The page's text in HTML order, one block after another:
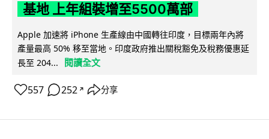
基地 上年組裝增至5500萬部
Apple 加速將 iPhone 生產線由中國轉往印度，目標兩年內將
產量最高 50% 移至當地。印度政府推出關稅豁免及稅務優惠延
長至 204...
閱讀全文
557 252 ↗ 分享